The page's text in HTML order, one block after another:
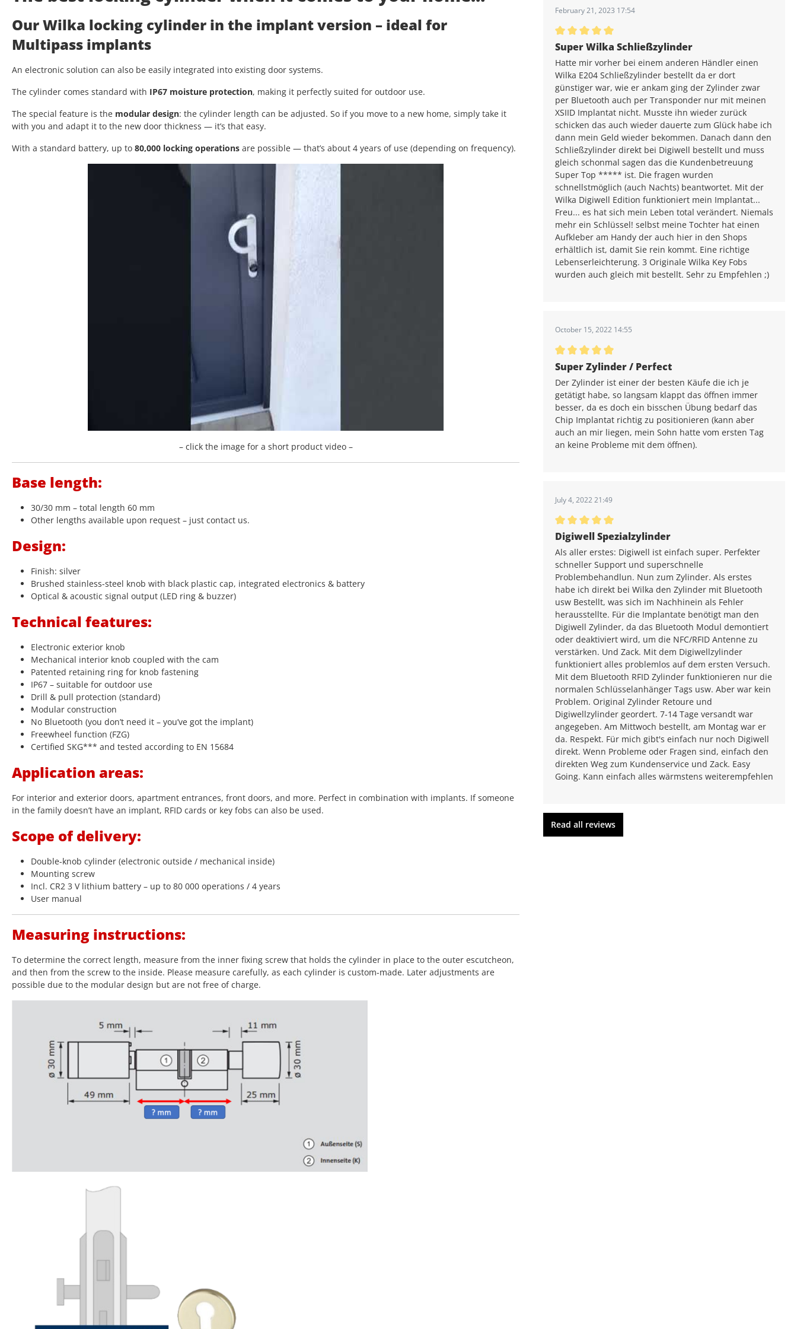
Our Wilka locking cylinder in the implant version – ideal for
Multipass implants
An electronic solution can also be easily integrated into existing door systems.
The cylinder comes standard with IP67 moisture protection, making it perfectly suited for outdoor use.
The special feature is the modular design: the cylinder length can be adjusted. So if you move to a new home, simply take it
with you and adapt it to the new door thickness — it’s that easy.
With a standard battery, up to 80,000 locking operations are possible — that’s about 4 years of use (depending on frequency).
– click the image for a short product video –
Base length:
30/30 mm – total length 60 mm
Other lengths available upon request – just contact us.
Design:
Finish: silver
Brushed stainless-steel knob with black plastic cap, integrated electronics & battery
Optical & acoustic signal output (LED ring & buzzer)
Technical features:
Electronic exterior knob
Mechanical interior knob coupled with the cam
Patented retaining ring for knob fastening
IP67 – suitable for outdoor use
Drill & pull protection (standard)
Modular construction
No Bluetooth (you don’t need it – you’ve got the implant)
Freewheel function (FZG)
Certified SKG*** and tested according to EN 15684
Application areas:
For interior and exterior doors, apartment entrances, front doors, and more. Perfect in combination with implants. If someone
in the family doesn’t have an implant, RFID cards or key fobs can also be used.
Scope of delivery:
Double-knob cylinder (electronic outside / mechanical inside)
Mounting screw
Incl. CR2 3 V lithium battery – up to 80 000 operations / 4 years
User manual
Measuring instructions:
To determine the correct length, measure from the inner fixing screw that holds the cylinder in place to the outer escutcheon,
and then from the screw to the inside. Please measure carefully, as each cylinder is custom-made. Later adjustments are
possible due to the modular design but are not free of charge.
February 21, 2023 17:54
Average rating of 5 out of 5 stars
Super Wilka Schließzylinder
Hatte mir vorher bei einem anderen Händler einen
Wilka E204 Schließzylinder bestellt da er dort
günstiger war, wie er ankam ging der Zylinder zwar
per Bluetooth auch per Transponder nur mit meinen
XSIID Implantat nicht. Musste ihn wieder zurück
schicken das auch wieder dauerte zum Glück habe ich
dann mein Geld wieder bekommen. Danach dann den
Schließzylinder direkt bei Digiwell bestellt und muss
gleich schonmal sagen das die Kundenbetreuung
Super Top ***** ist. Die fragen wurden
schnellstmöglich (auch Nachts) beantwortet. Mit der
Wilka Digiwell Edition funktioniert mein Implantat...
Freu... es hat sich mein Leben total verändert. Niemals
mehr ein Schlüssel! selbst meine Tochter hat einen
Aufkleber am Handy der auch hier in den Shops
erhältlich ist, damit Sie rein kommt. Eine richtige
Lebenserleichterung. 3 Originale Wilka Key Fobs
wurden auch gleich mit bestellt. Sehr zu Empfehlen ;)
October 15, 2022 14:55
Average rating of 5 out of 5 stars
Super Zylinder / Perfect
Der Zylinder ist einer der besten Käufe die ich je
getätigt habe, so langsam klappt das öffnen immer
besser, da es doch ein bisschen Übung bedarf das
Chip Implantat richtig zu positionieren (kann aber
auch an mir liegen, mein Sohn hatte vom ersten Tag
an keine Probleme mit dem öffnen).
July 4, 2022 21:49
Average rating of 5 out of 5 stars
Digiwell Spezialzylinder
Als aller erstes: Digiwell ist einfach super. Perfekter
schneller Support und superschnelle
Problembehandlun. Nun zum Zylinder. Als erstes
habe ich direkt bei Wilka den Zylinder mit Bluetooth
usw Bestellt, was sich im Nachhinein als Fehler
herausstellte. Für die Implantate benötigt man den
Digiwell Zylinder, da das Bluetooth Modul demontiert
oder deaktiviert wird, um die NFC/RFID Antenne zu
verstärken. Und Zack. Mit dem Digiwellzylinder
funktioniert alles problemlos auf dem ersten Versuch.
Mit dem Bluetooth RFID Zylinder funktionieren nur die
normalen Schlüsselanhänger Tags usw. Aber war kein
Problem. Original Zylinder Retoure und
Digiwellzylinder geordert. 7-14 Tage versandt war
angegeben. Am Mittwoch bestellt, am Montag war er
da. Respekt. Für mich gibt's einfach nur noch Digiwell
direkt. Wenn Probleme oder Fragen sind, einfach den
direkten Weg zum Kundenservice und Zack. Easy
Going. Kann einfach alles wärmstens weiterempfehlen
Read all reviews